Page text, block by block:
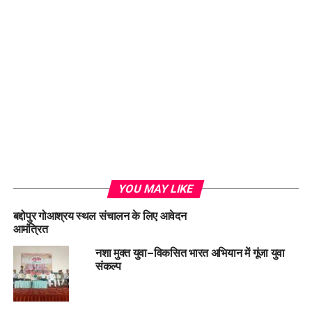
YOU MAY LIKE
बद्दोपुर गोआश्रय स्थल संचालन के लिए आवेदन
आमंत्रित
नशा मुक्त युवा–विकसित भारत अभियान में गूंजा युवा
संकल्प